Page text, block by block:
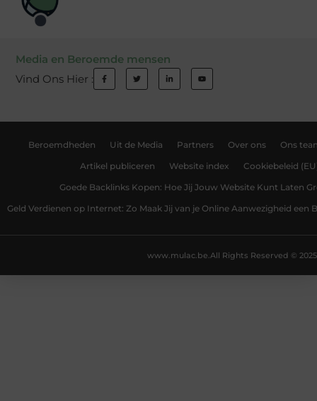
Media en Beroemde mensen
Vind Ons Hier :
Beroemdheden Uit de Media Partners Over ons Ons
Artikel publiceren Website index Cookiebeleid
Goede Backlinks Kopen: Hoe Jij Jouw Website Kunt Laten
Geld Verdienen op Internet: Zo Maak Jij van je Online Aanwezigheid een
All Rights Reserved © 2025
www.mulac.be.